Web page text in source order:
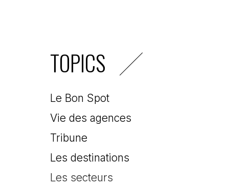
TOPICS
Le Bon Spot
Vie des agences
Tribune
Les destinations
Les secteurs